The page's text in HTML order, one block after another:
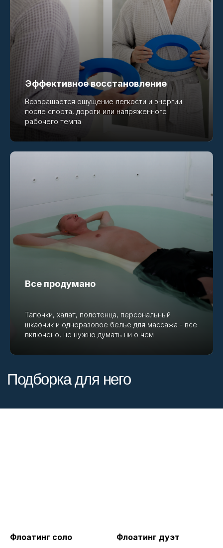
Эффективное восстановление
Возвращается ощущение легкости и энергии
после спорта, дороги или напряженного
рабочего темпа
Все продумано
Тапочки, халат, полотенца, персональный
шкафчик и одноразовое белье для массажа - все
включено, не нужно думать ни о чем
Флоатинг соло Флоатинг дуэт
Специальная подборка
абонементов
Чтобы отдых стал привычкой, а не
разовой передышкой